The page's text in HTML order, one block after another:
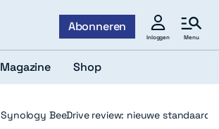
Abonneren
Inloggen Menu
Magazine Shop
Synology BeeDrive review: nieuwe standaard